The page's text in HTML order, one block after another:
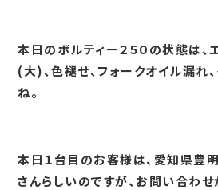
本日のボルティー２５０の状態は、
(大)、色褪せ、フォークオイル漏れ
ね。
本日１台目のお客様は、愛知県豊
さんらしいのですが、お問い合わ